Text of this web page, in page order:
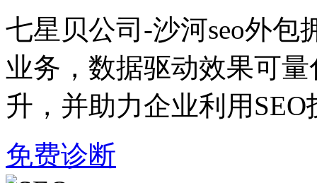
七星贝公司-沙河seo外包
业务，数据驱动效果可
升，并助力企业利用
免费诊断